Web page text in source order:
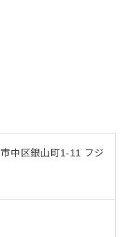
中区銀山町1-11 フジ